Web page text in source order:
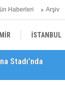
Haberleri Arşiv
İSTANBUL
EKONOMİ